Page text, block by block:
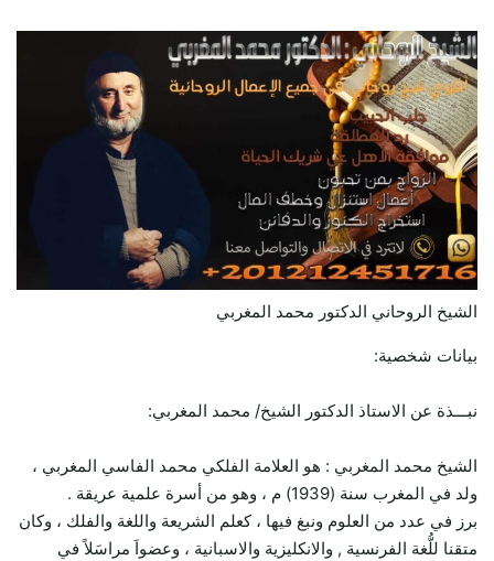
الشيخ الروحاني الدكتور محمد المغربي
بيانات شخصية:
نبـــذة عن الاستاذ الدكتور الشيخ/ محمد المغربي:
الشيخ محمد المغربي : هو العلامة الفلكي محمد الفاسي المغربي ،
ولد في المغرب سنة (1939) م ، وهو من أسرة علمية عريقة .
برز في عدد من العلوم ونبغ فيها ، كعلم الشريعة واللغة والفلك ، وكان
متقنا للُّغة الفرنسية , والانكليزية والاسبانية ، وعضواَ مراسَلاً في